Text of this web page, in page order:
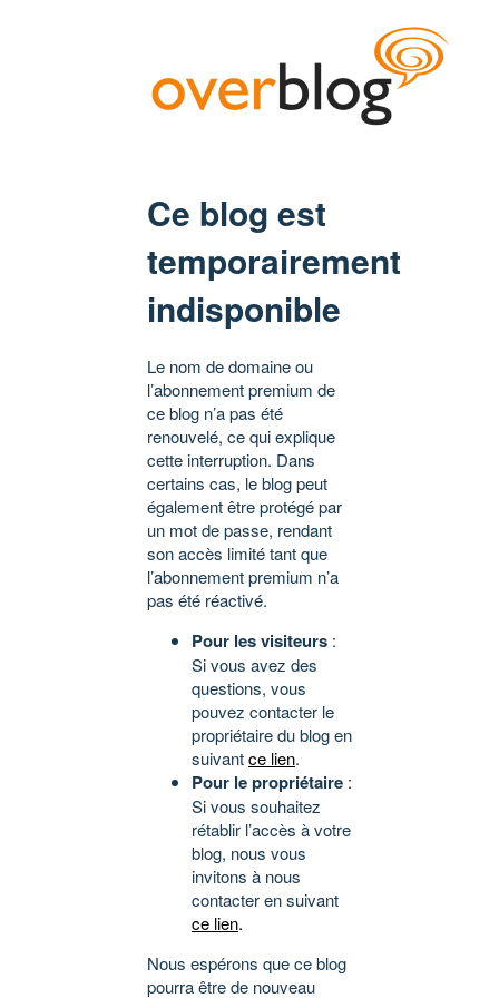
Ce blog est
temporairement
indisponible
Le nom de domaine ou
l’abonnement premium de
ce blog n’a pas été
renouvelé, ce qui explique
cette interruption. Dans
certains cas, le blog peut
également être protégé par
un mot de passe, rendant
son accès limité tant que
l’abonnement premium n’a
pas été réactivé.
Pour les visiteurs :
Si vous avez des
questions, vous
pouvez contacter le
propriétaire du blog en
suivantce lien.
Pour le propriétaire :
Si vous souhaitez
rétablir l’accès à votre
blog, nous vous
invitons à nous
contacter en suivant
ce lien.
Nous espérons que ce blog
pourra être de nouveau